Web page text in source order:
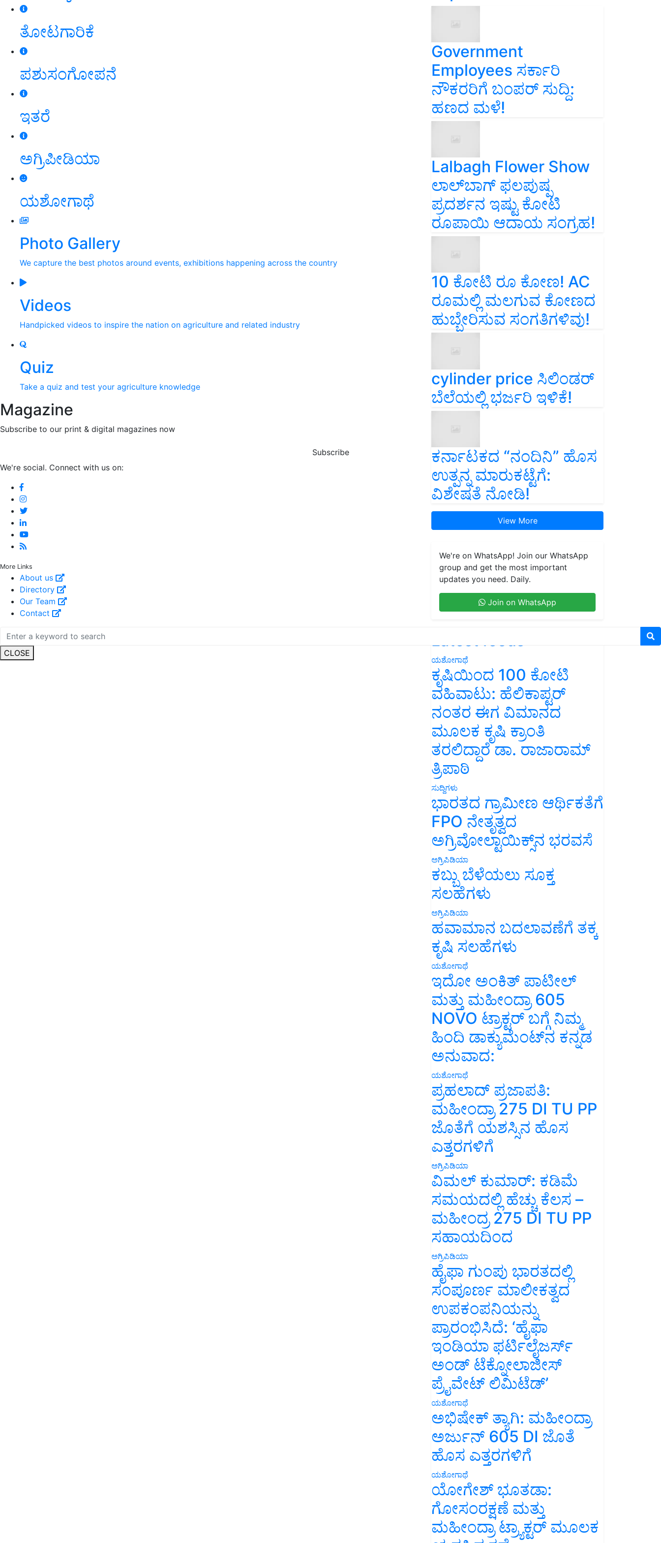
ತೋಟಗಾರಿಕೆ
ಪಶುಸಂಗೋಪನೆ
ಇತರೆ
ಅಗ್ರಿಪೀಡಿಯಾ
ಯಶೋಗಾಥೆ
Photo Gallery
We capture the best photos around events, exhibitions happening across the country
Videos
Handpicked videos to inspire the nation on agriculture and related industry
Quiz
Take a quiz and test your agriculture knowledge
Magazine
Subscribe to our print & digital magazines now
Subscribe
We're social. Connect with us on:
More Links
About us
Directory
Our Team
Contact
CLOSE
Government
Employees ಸರ್ಕಾರಿ
ನೌಕರರಿಗೆ ಬಂಪರ್‌ ಸುದ್ದಿ:
ಹಣದ ಮಳೆ!
Lalbagh Flower Show
ಲಾಲ್‌ಬಾಗ್ ಫಲಪುಷ್ಪ
ಪ್ರದರ್ಶನ ಇಷ್ಟು ಕೋಟಿ
ರೂಪಾಯಿ ಆದಾಯ ಸಂಗ್ರಹ!
10 ಕೋಟಿ ರೂ ಕೋಣ! AC
ರೂಮಲ್ಲಿ ಮಲಗುವ ಕೋಣದ
ಹುಬ್ಬೇರಿಸುವ ಸಂಗತಿಗಳಿವು!
cylinder price ಸಿಲಿಂಡರ್‌
ಬೆಲೆಯಲ್ಲಿ ಭರ್ಜರಿ ಇಳಿಕೆ!
ಕರ್ನಾಟಕದ “ನಂದಿನಿ” ಹೊಸ
ಉತ್ಪನ್ನ ಮಾರುಕಟ್ಟೆಗೆ:
ವಿಶೇಷತೆ ನೋಡಿ!
View More
We're on WhatsApp! Join our WhatsApp
group and get the most important
updates you need. Daily.
Join on WhatsApp
Latest feeds
ಯಶೋಗಾಥೆ
ಕೃಷಿಯಿಂದ 100 ಕೋಟಿ
ವಹಿವಾಟು: ಹೆಲಿಕಾಪ್ಟರ್
ನಂತರ ಈಗ ವಿಮಾನದ
ಮೂಲಕ ಕೃಷಿ ಕ್ರಾಂತಿ
ತರಲಿದ್ದಾರೆ ಡಾ. ರಾಜಾರಾಮ್
ತ್ರಿಪಾಠಿ
ಸುದ್ದಿಗಳು
ಭಾರತದ ಗ್ರಾಮೀಣ ಆರ್ಥಿಕತೆಗೆ
FPO ನೇತೃತ್ವದ
ಅಗ್ರಿವೋಲ್ಟಾಯಿಕ್ಸ್‌ನ ಭರವಸೆ
ಅಗ್ರಿಪಿಡಿಯಾ
ಕಬ್ಬು ಬೆಳೆಯಲು ಸೂಕ್ತ
ಸಲಹೆಗಳು
ಅಗ್ರಿಪಿಡಿಯಾ
ಹವಾಮಾನ ಬದಲಾವಣೆಗೆ ತಕ್ಕ
ಕೃಷಿ ಸಲಹೆಗಳು
ಯಶೋಗಾಥೆ
ಇದೋ ಅಂಕಿತ್ ಪಾಟೀಲ್
ಮತ್ತು ಮಹೀಂದ್ರಾ 605
NOVO ಟ್ರಾಕ್ಟರ್ ಬಗ್ಗೆ ನಿಮ್ಮ
ಹಿಂದಿ ಡಾಕ್ಯುಮೆಂಟ್‌ನ ಕನ್ನಡ
ಅನುವಾದ:
ಯಶೋಗಾಥೆ
ಪ್ರಹಲಾದ್ ಪ್ರಜಾಪತಿ:
ಮಹೀಂದ್ರಾ 275 DI TU PP
ಜೊತೆಗೆ ಯಶಸ್ಸಿನ ಹೊಸ
ಎತ್ತರಗಳಿಗೆ
ಅಗ್ರಿಪಿಡಿಯಾ
ವಿಮಲ್ ಕುಮಾರ್: ಕಡಿಮೆ
ಸಮಯದಲ್ಲಿ ಹೆಚ್ಚು ಕೆಲಸ –
ಮಹೀಂದ್ರ 275 DI TU PP
ಸಹಾಯದಿಂದ
ಅಗ್ರಿಪಿಡಿಯಾ
ಹೈಫಾ ಗುಂಪು ಭಾರತದಲ್ಲಿ
ಸಂಪೂರ್ಣ ಮಾಲೀಕತ್ವದ
ಉಪಕಂಪನಿಯನ್ನು
ಪ್ರಾರಂಭಿಸಿದೆ: ‘ಹೈಫಾ
ಇಂಡಿಯಾ ಫರ್ಟಿಲೈಜರ್ಸ್
ಅಂಡ್ ಟೆಕ್ನೋಲಾಜೀಸ್
ಪ್ರೈವೇಟ್ ಲಿಮಿಟೆಡ್’
ಯಶೋಗಾಥೆ
ಅಭಿಷೇಕ್ ತ್ಯಾಗಿ: ಮಹೀಂದ್ರಾ
ಅರ್ಜುನ್ 605 DI ಜೊತೆ
ಹೊಸ ಎತ್ತರಗಳಿಗೆ
ಯಶೋಗಾಥೆ
ಯೋಗೇಶ್ ಭೂತಡಾ:
ಗೋಸಂರಕ್ಷಣೆ ಮತ್ತು
ಮಹೀಂದ್ರಾ ಟ್ರ್ಯಾಕ್ಟರ್ ಮೂಲಕ